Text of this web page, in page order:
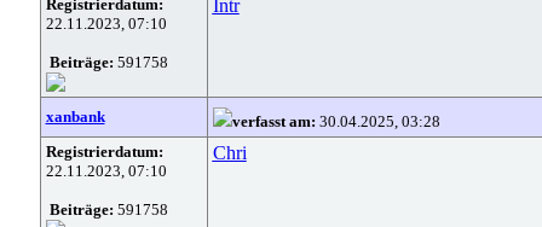
Registrierdatum:
22.11.2023, 07:10
Beiträge: 591758
Intr
xanbank verfasst am: 30.04.2025, 03:28
Registrierdatum:
22.11.2023, 07:10
Beiträge: 591758
Chri